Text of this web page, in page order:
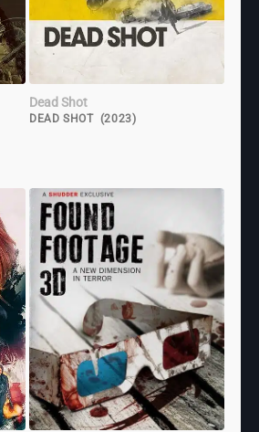
Dead Shot
DEAD SHOT (2023)